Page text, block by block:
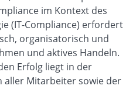
im Kontext des
(IT-Compliance) erfordert
organisatorisch und
und aktives Handeln.
Erfolg liegt in der
aller Mitarbeiter sowie der